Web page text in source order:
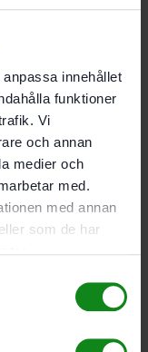
innehållet
funktioner
Vi
och annan
medier och
med.
med annan
som de har
med
en recension.